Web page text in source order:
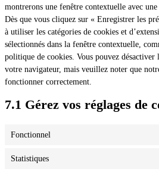
montrerons une fenêtre contextuelle avec
Dès que vous cliquez sur « Enregistrer les
à utiliser les catégories de cookies et
sélectionnés dans la fenêtre contextuelle,
politique de cookies. Vous pouvez
votre navigateur, mais veuillez noter que
fonctionner correctement.
7.1 Gérez vos réglages de
Fonctionnel
Statistiques